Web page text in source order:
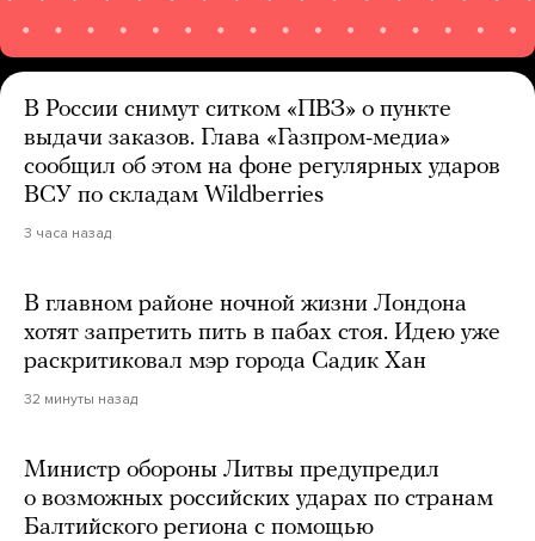
В России снимут ситком «ПВЗ» о пункте
выдачи заказов. Глава «Газпром-медиа»
сообщил об этом на фоне регулярных ударов
ВСУ по складам Wildberries
3 часа назад
В главном районе ночной жизни Лондона
хотят запретить пить в пабах стоя. Идею уже
раскритиковал мэр города Садик Хан
32 минуты назад
Министр обороны Литвы предупредил
о возможных российских ударах по странам
Балтийского региона с помощью